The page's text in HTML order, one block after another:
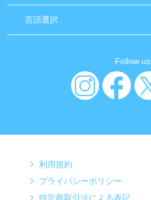
言語選択
Follow us
利用規約
プライバシーポリシー
特定商取引法による表記